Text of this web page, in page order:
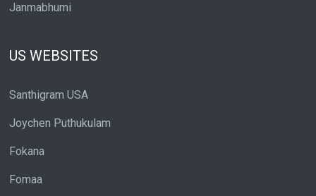
Janmabhumi
US WEBSITES
Santhigram USA
Joychen Puthukulam
Fokana
Fomaa